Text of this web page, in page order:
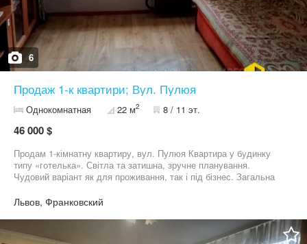
6
Продаж 1-к квартири; Вул. Пулюя
Однокомнатная 22 м2 8 / 11 эт.
46 000 $
Продам 1-кімнатну квартиру, вул. Пулюя Квартира у будинку
типу «готелька». Світла та затишна, зручне планування.
Чудовий варіант як для проживання, так і під бізнес. Загальна
із 11 Балкон: 1 Висота стелі: 2,80 м Стан: середній Переваги
локації: поруч ТЦ «Вікторія Гарденс» школа та дитячий садок у
пішій доступності магазини, аптеки, кафе, ресторани зручна
транспортна розв’язка, швидке сполучення з усіма районами
Львов, Франковский